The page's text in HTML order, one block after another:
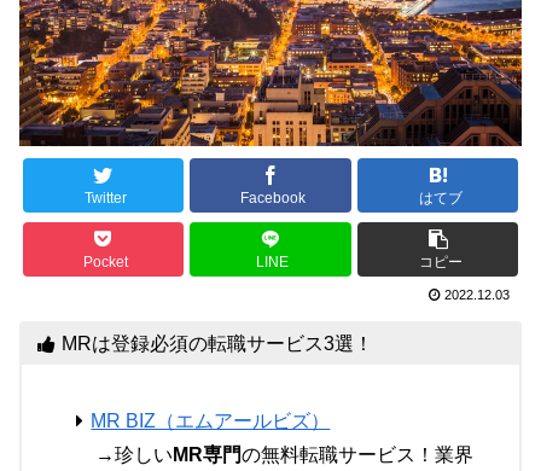
Twitter Facebook はてブ
Pocket LINE コピー
2022.12.03
MRは登録必須の転職サービス3選！
MR BIZ（エムアールビズ）
→珍しい MR専門の無料転職サービス！業界